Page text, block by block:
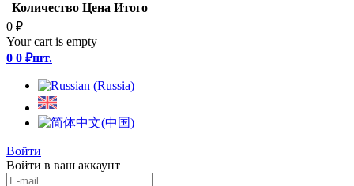
Количество Цена Итого
0 ₽
Your cart is empty
0 0 ₽шт.
Войти
Войти в ваш аккаунт